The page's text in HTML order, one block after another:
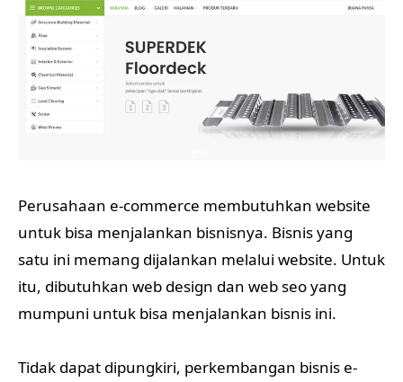
Perusahaan e-commerce membutuhkan website
untuk bisa menjalankan bisnisnya. Bisnis yang
satu ini memang dijalankan melalui website. Untuk
itu, dibutuhkan web design dan web seo yang
mumpuni untuk bisa menjalankan bisnis ini.
Tidak dapat dipungkiri, perkembangan bisnis e-